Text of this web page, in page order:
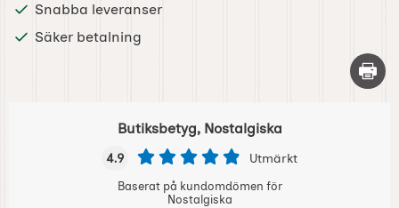
Snabba leveranser
Säker betalning
Skriv
Butiksbetyg, Nostalgiska
4.9 Utmärkt
Baserat på kundomdömen för
Nostalgiska